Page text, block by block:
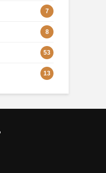
7
8
53
13